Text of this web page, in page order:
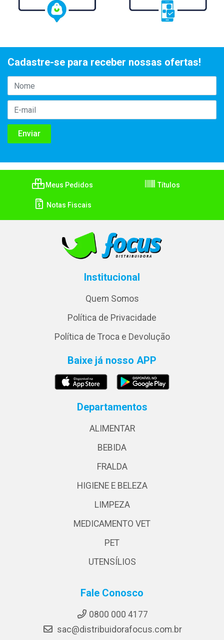
Cadastre-se para receber nossas ofertas!
Meus Pedidos Títulos
Notas Fiscais
Institucional
Quem Somos
Política de Privacidade
Política de Troca e Devolução
Baixe já nosso APP
Departamentos
ALIMENTAR
BEBIDA
FRALDA
HIGIENE E BELEZA
LIMPEZA
MEDICAMENTO VET
PET
UTENSÍLIOS
Fale Conosco
0800 000 4177
sac@distribuidorafocus.com.br